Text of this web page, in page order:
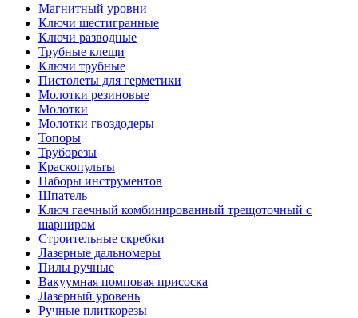
Магнитный уровни
Ключи шестигранные
Ключи разводные
Трубные клещи
Ключи трубные
Пистолеты для герметики
Молотки резиновые
Молотки
Молотки гвоздодеры
Топоры
Труборезы
Краскопульты
Наборы инструментов
Шпатель
Ключ гаечный комбинированный трещоточный с
шарниром
Строительные скребки
Лазерные дальномеры
Пилы ручные
Вакуумная помповая присоска
Лазерный уровень
Ручные плиткорезы